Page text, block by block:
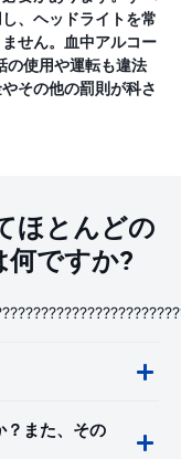
、ヘッドライトを常
せん。血中アルコー
使用や運転も違法
その他の罰則が科さ
ほとんどの
何ですか?
？また、その